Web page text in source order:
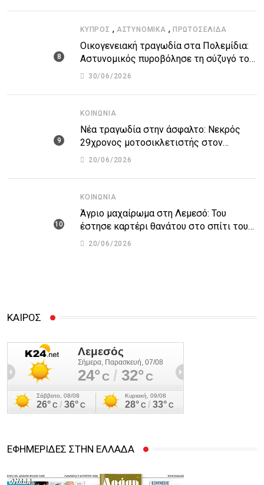
ΚΎΠΡΟΣ , ΑΣΤΥΝΟΜΙΚΆ , ΠΡΩΤΟΣΈΛΙΔΑ
Οικογενειακή τραγωδία στα Πολεμίδια:
Αστυνομικός πυροβόλησε τη σύζυγό του
και αυτοκτόνησε
30/06/2026
ΚΟΙΝΩΝΊΑ
Νέα τραγωδία στην άσφαλτο: Νεκρός
29χρονος μοτοσικλετιστής στον
αυτοκινητόδρομο Πάφου – Λεμεσού
20/06/2026
ΚΟΙΝΩΝΊΑ
Άγριο μαχαίρωμα στη Λεμεσό: Του
έστησε καρτέρι θανάτου στο σπίτι του
για προσωπικές διαφορές – Στο
20/06/2026
ΚΑΙΡΟΣ
ΕΦΗΜΕΡΙΔΕΣ ΣΤΗΝ ΕΛΛΑΔΑ